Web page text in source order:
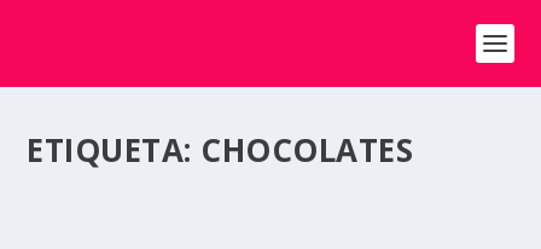
ETIQUETA: CHOCOLATES